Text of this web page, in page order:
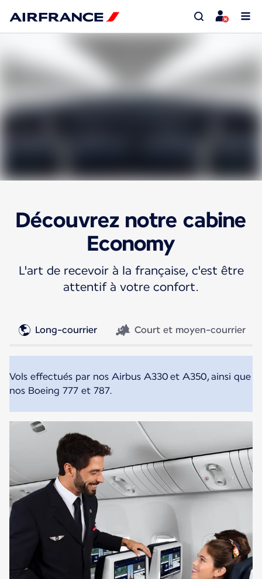
Découvrez notre cabine
Economy
L'art de recevoir à la française, c'est être
attentif à votre confort.
Long-courrier Court et moyen-courrier
Vols effectués par nos Airbus A330 et A350, ainsi que
nos Boeing 777 et 787.